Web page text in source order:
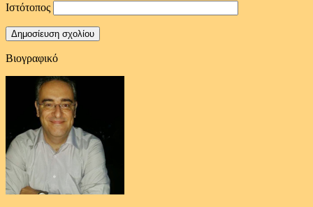
Ιστότοπος
Βιογραφικό